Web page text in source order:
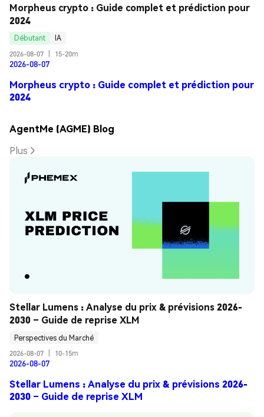
Morpheus crypto : Guide complet et prédiction pour
2024
Débutant
IA
2026-08-07
15-20m
2026-08-07
Morpheus crypto : Guide complet et prédiction pour
2024
AgentMe (AGME) Blog
Plus
Stellar Lumens : Analyse du prix & prévisions 2026-
2030 – Guide de reprise XLM
Perspectives du Marché
2026-08-07
10-15m
2026-08-07
Stellar Lumens : Analyse du prix & prévisions 2026-
2030 – Guide de reprise XLM